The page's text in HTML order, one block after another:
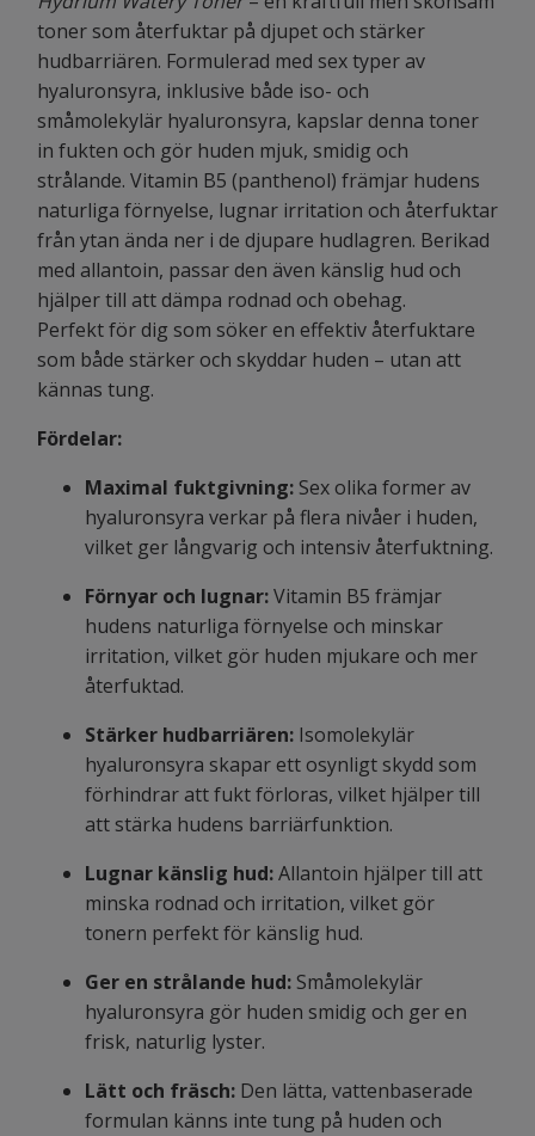
toner som återfuktar på djupet och stärker
hudbarriären. Formulerad med sex typer av
hyaluronsyra, inklusive både iso- och
småmolekylär hyaluronsyra, kapslar denna toner
in fukten och gör huden mjuk, smidig och
strålande. Vitamin B5 (panthenol) främjar hudens
naturliga förnyelse, lugnar irritation och återfuktar
från ytan ända ner i de djupare hudlagren. Berikad
med allantoin, passar den även känslig hud och
hjälper till att dämpa rodnad och obehag.
Perfekt för dig som söker en effektiv återfuktare
som både stärker och skyddar huden – utan att
kännas tung.
Fördelar:
Maximal fuktgivning: Sex olika former av
hyaluronsyra verkar på flera nivåer i huden,
vilket ger långvarig och intensiv återfuktning.
Förnyar och lugnar:Vitamin B5 främjar
hudens naturliga förnyelse och minskar
irritation, vilket gör huden mjukare och mer
återfuktad.
Stärker hudbarriären: Isomolekylär
hyaluronsyra skapar ett osynligt skydd som
förhindrar att fukt förloras, vilket hjälper till
att stärka hudens barriärfunktion.
Lugnar känslig hud:Allantoin hjälper till att
minska rodnad och irritation, vilket gör
tonern perfekt för känslig hud.
Ger en strålande hud: Småmolekylär
hyaluronsyra gör huden smidig och ger en
frisk, naturlig lyster.
Lätt och fräsch: Den lätta, vattenbaserade
formulan känns inte tung på huden och